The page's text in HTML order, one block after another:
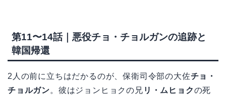
第11〜14話｜悪役チョ・チョルガンの追跡と
韓国帰還
2人の前に立ちはだかるのが、保衛司令部の大佐チョ・
チョルガン。彼はジョンヒョクの兄 リ・ムヒョクの死